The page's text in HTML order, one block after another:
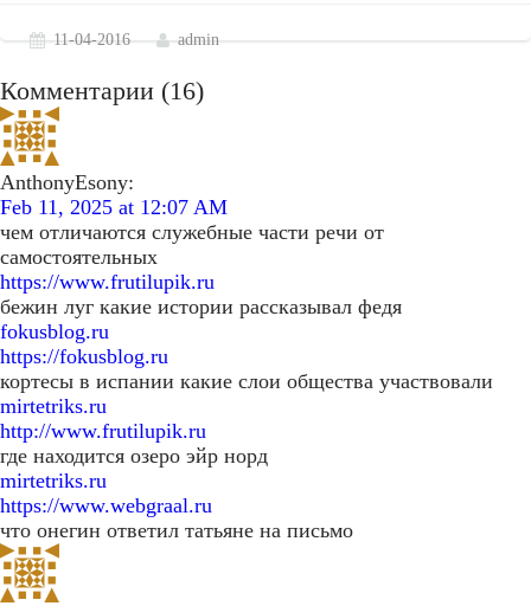
11-04-2016 admin
Комментарии (16)
AnthonyEsony:
Feb 11, 2025 at 12:07 AM
чем отличаются служебные части речи от
самостоятельных
https://www.frutilupik.ru
бежин луг какие истории рассказывал федя
fokusblog.ru
https://fokusblog.ru
кортесы в испании какие слои общества участвовали
mirtetriks.ru
http://www.frutilupik.ru
где находится озеро эйр норд
mirtetriks.ru
https://www.webgraal.ru
что онегин ответил татьяне на письмо